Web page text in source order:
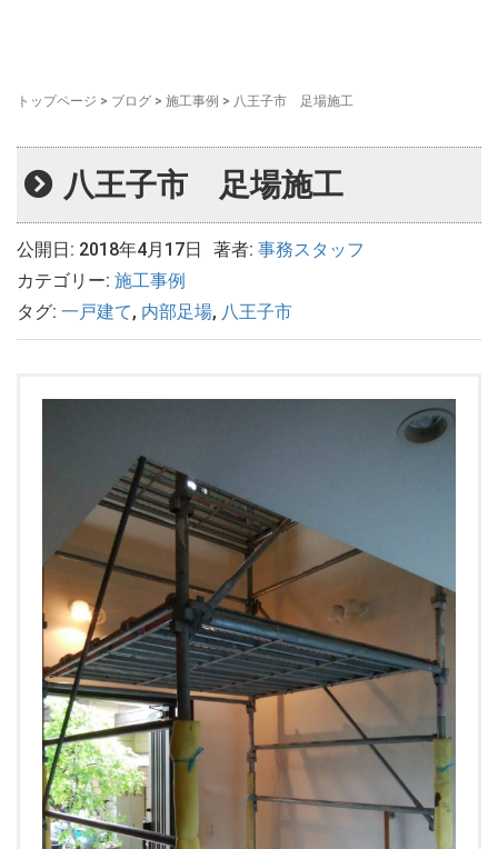
トップページ > ブログ > 施工事例 > 八王子市 足場施工
八王子市 足場施工
公開日: 2018年4月17日 著者: 事務スタッフ
カテゴリー: 施工事例
タグ: 一戸建て, 内部足場, 八王子市